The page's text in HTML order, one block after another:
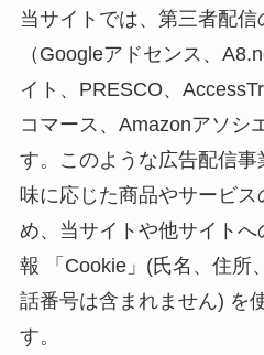
当サイトでは、第三者配信
（Googleアドセンス、
イト、PRESCO、
コマース、Amazonアソシ
す。このような広告配信
味に応じた商品やサービス
め、当サイトや他サイト
報 「Cookie」(氏名、住所
話番号は含まれません) を
す。